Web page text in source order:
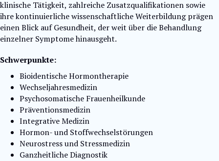
klinische Tätigkeit, zahlreiche Zusatzqualifikationen sowie
ihre kontinuierliche wissenschaftliche Weiterbildung prägen
einen Blick auf Gesundheit, der weit über die Behandlung
einzelner Symptome hinausgeht.
Schwerpunkte:
Bioidentische Hormontherapie
Wechseljahresmedizin
Psychosomatische Frauenheilkunde
Präventionsmedizin
Integrative Medizin
Hormon- und Stoffwechselstörungen
Neurostress und Stressmedizin
Ganzheitliche Diagnostik